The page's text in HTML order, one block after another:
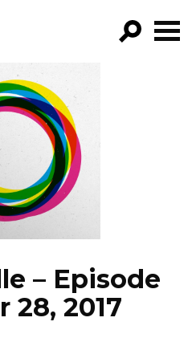
BY:
– Episode
28, 2017